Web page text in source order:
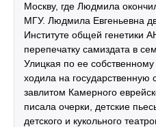
Москву, где Людмила
МГУ. Людмила Евгеньевна
Институте общей генетики
перепечатку самиздата в
Улицкая по ее
ходила на государственную
завлитом Камерного
писала очерки, детские
детского и кукольного